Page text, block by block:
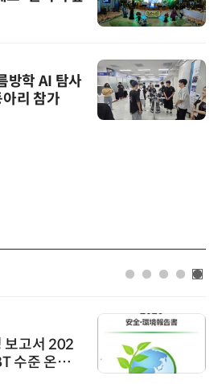
방학 AI 탐사
영…10개 AI 동아리 참가
보고서 202
수준 온실